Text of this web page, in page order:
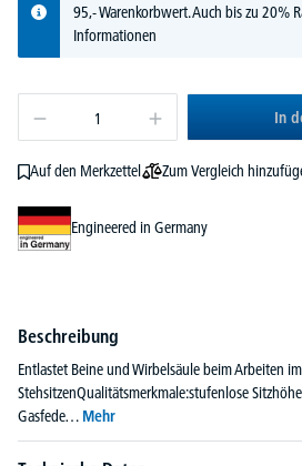
95,- Warenkorbwert. Auch bis zu 20%
Informationen
In
Auf den Merkzettel Zum Vergleich
Engineered in Germany
Beschreibung
Entlastet Beine und Wirbelsäule beim Arbeiten im
StehsitzenQualitätsmerkmale:stufenlose
Gasfede… Mehr